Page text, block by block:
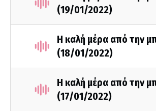
(19/01/2022)
Η καλή μέρα από την
(18/01/2022)
Η καλή μέρα από την
(17/01/2022)